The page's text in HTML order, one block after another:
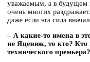
уважаемым, а в будущем
очень многих
даже если эта сила
– А какие-то имена в
не Яценюк, то кто? Кто
технического премьера?